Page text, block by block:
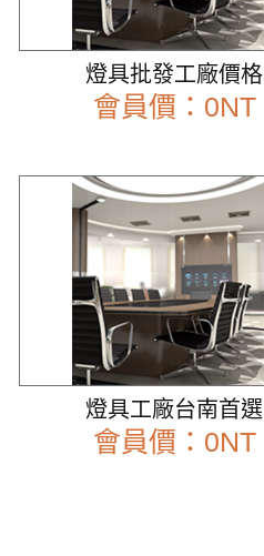
燈具批發工廠價格
會員價：0NT
燈具工廠台南首選
會員價：0NT